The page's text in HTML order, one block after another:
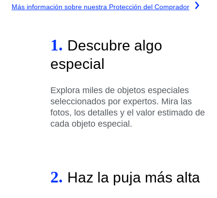
Más información sobre nuestra Protección del Comprador
1. Descubre algo
especial
Explora miles de objetos especiales
seleccionados por expertos. Mira las
fotos, los detalles y el valor estimado de
cada objeto especial.
2. Haz la puja más alta